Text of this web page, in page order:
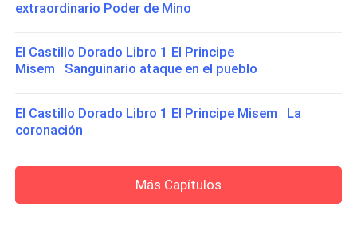
extraordinario Poder de Mino
El Castillo Dorado Libro 1 El Principe
Misem Sanguinario ataque en el pueblo
El Castillo Dorado Libro 1 El Principe Misem La
coronación
Más Capítulos